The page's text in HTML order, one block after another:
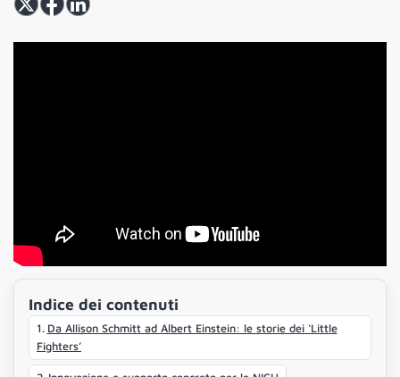
Indice dei contenuti
Da Allison Schmitt ad Albert Einstein: le storie dei ‘Little
Fighters’